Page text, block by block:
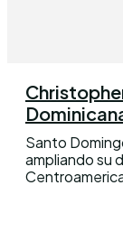
Santo
ampliando su